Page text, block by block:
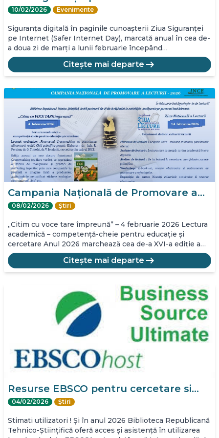
10/02/2026 Evenimente
Siguranța digitală în paginile cunoașterii Ziua Siguranței
pe Internet (Safer Internet Day), marcată anual în cea de-
a doua zi de marți a lunii februarie începând…
Citește mai departe arrow_right_alt
Campania Națională de Promovare a…
08/02/2026 Știri
„Citim cu voce tare împreună” – 4 februarie 2026 Lectura
academică – competență-cheie pentru educație și
cercetare Anul 2026 marchează cea de-a XVI-a ediție a…
Citește mai departe arrow_right_alt
Resurse EBSCO pentru cercetare si…
04/02/2026 Știri
Stimati utilizatori ! Și în anul 2026 Biblioteca Republicană
Tehnico-Științifică oferă acces și asistență în utilizarea